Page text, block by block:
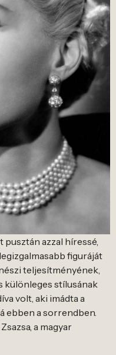
pusztán azzal híressé,
figuráját
teljesítményének,
különleges stílusának
volt, aki imádta a
ebben a sorrendben.
a magyar